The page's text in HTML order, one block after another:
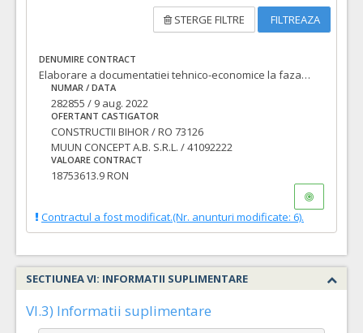
STERGE FILTRE FILTREAZA
DENUMIRE CONTRACT
Elaborare a documentatiei tehnico-economice la faza PT+ CS+DDE si executie lucrari la obiectivul de investitii: Amenajare zona publica-spatiu urban marcat de un volum simbol situat peste parcarea subterana din strada Independentei
NUMAR / DATA
282855 / 9 aug. 2022
OFERTANT CASTIGATOR
CONSTRUCTII BIHOR / RO 73126
MUUN CONCEPT A.B. S.R.L. / 41092222
VALOARE CONTRACT
18753613.9 RON
Contractul a fost modificat.(Nr. anunturi modificate: 6).
SECTIUNEA VI: INFORMATII SUPLIMENTARE
VI.3) Informatii suplimentare